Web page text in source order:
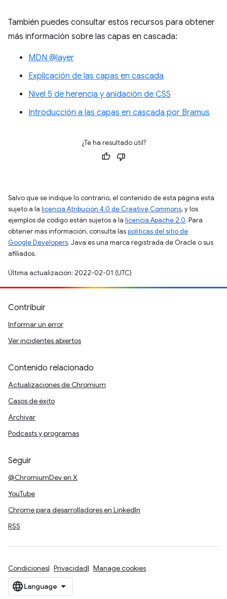
También puedes consultar estos recursos para obtener
más información sobre las capas en cascada:
MDN @layer
Explicación de las capas en cascada
Nivel 5 de herencia y anidación de CSS
Introducción a las capas en cascada por Bramus
¿Te ha resultado útil?
Salvo que se indique lo contrario, el contenido de esta página está
sujeto a la licencia Atribución 4.0 de Creative Commons, y los
ejemplos de código están sujetos a la licencia Apache 2.0. Para
obtener más información, consulta laspolíticas del sitio de
Google Developers. Java es una marca registrada de Oracle o sus
afiliados.
Última actualización: 2022-02-01 (UTC)
Contribuir
Informar un error
Ver incidentes abiertos
Contenido relacionado
Actualizaciones de Chromium
Casos de éxito
Archivar
Podcasts y programas
Seguir
@ChromiumDev en X
YouTube
Chrome para desarrolladores en LinkedIn
RSS
Condiciones Privacidad Manage cookies